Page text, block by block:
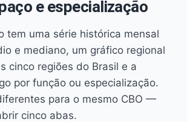
e especialização
tem uma série histórica mensal
e mediano, um gráfico regional
cinco regiões do Brasil e a
por função ou especialização.
para o mesmo CBO —
cinco abas.